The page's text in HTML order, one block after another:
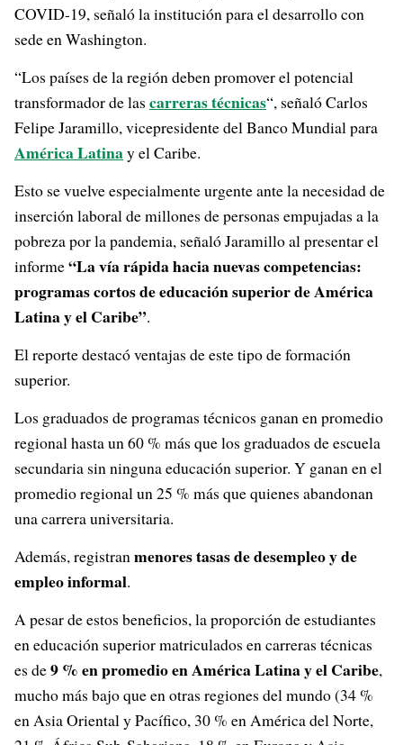
COVID-19, señaló la institución para el desarrollo con
sede en Washington.
“Los países de la región deben promover el potencial
transformador de las carreras técnicas“, señaló Carlos
Felipe Jaramillo, vicepresidente del Banco Mundial para
América Latinay el Caribe.
Esto se vuelve especialmente urgente ante la necesidad de
inserción laboral de millones de personas empujadas a la
pobreza por la pandemia, señaló Jaramillo al presentar el
informe“La vía rápida hacia nuevas competencias:
programas cortos de educación superior de América
Latina y el Caribe”.
El reporte destacó ventajas de este tipo de formación
superior.
Los graduados de programas técnicos ganan en promedio
regional hasta un 60 % más que los graduados de escuela
secundaria sin ninguna educación superior. Y ganan en el
promedio regional un 25 % más que quienes abandonan
una carrera universitaria.
Además, registranmenores tasas de desempleo y de
empleo informal.
A pesar de estos beneficios, la proporción de estudiantes
en educación superior matriculados en carreras técnicas
es de9 % en promedio en América Latina y el Caribe,
mucho más bajo que en otras regiones del mundo (34 %
en Asia Oriental y Pacífico, 30 % en América del Norte,